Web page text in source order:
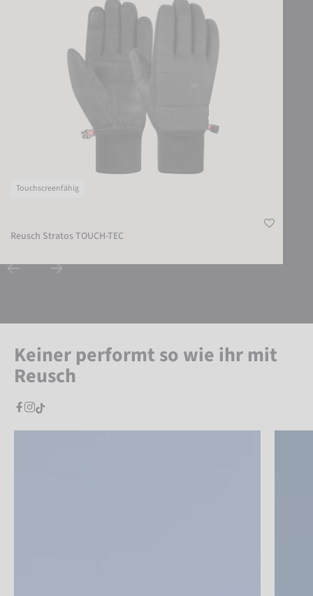
Touchscreenfähig
Reusch Stratos TOUCH-TEC
Keiner performt so wie ihr mit
Reusch